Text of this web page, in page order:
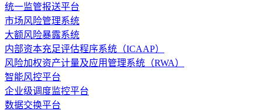
统一监管报送平台
市场风险管理系统
大额风险暴露系统
内部资本充足评估程序系统（ICAAP）
风险加权资产计量及应用管理系统（RWA）
智能风控平台
企业级调度监控平台
数据交换平台